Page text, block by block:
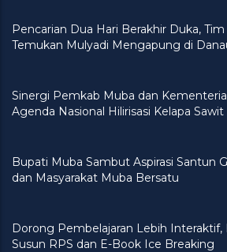
Pencarian Dua Hari Berakhir Duka,
Temukan Mulyadi Mengapung di
Sinergi Pemkab Muba dan
Agenda Nasional Hilirisasi Kelapa Sawit
Bupati Muba Sambut Aspirasi Santun
dan Masyarakat Muba Bersatu
Dorong Pembelajaran Lebih Interaktif,
Susun RPS dan E-Book Ice Breaking